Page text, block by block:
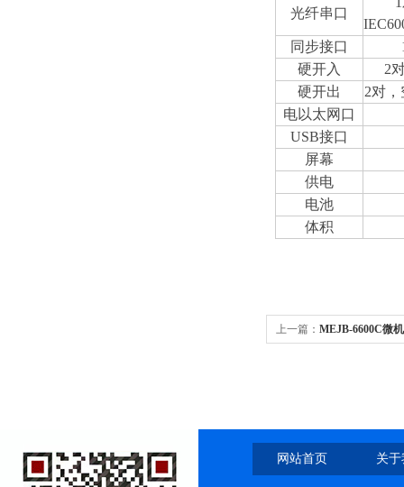
光纤串口
同步接口
硬开入
2
硬开出
2对
电以太网口
USB接口
屏幕
供电
电池
体积
上一篇： MEJB-6600C微
网站首页 关